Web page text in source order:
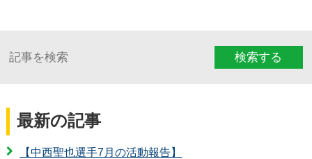
検索する
最新の記事
【中西聖也選手7月の活動報告】